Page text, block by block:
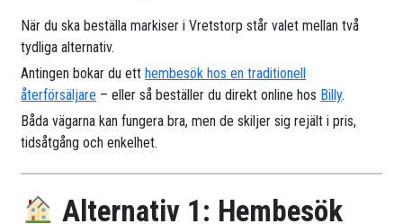
När du ska beställa markiser i Vretstorp står valet mellan två
tydliga alternativ.
Antingen bokar du etthembesök hos en traditionell
återförsäljare – eller så beställer du direkt online hos Billy.
Båda vägarna kan fungera bra, men de skiljer sig rejält i pris,
tidsåtgång och enkelhet.
Alternativ 1: Hembesök